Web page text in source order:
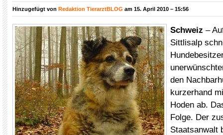
Hinzugefügt von Redaktion TierarztBLOG am 15. April 2010 – 15:56
Schweiz –
Sittlisalp
den
kurzerhand
Hoden ab.
Folge. Der
Staatsanwalt